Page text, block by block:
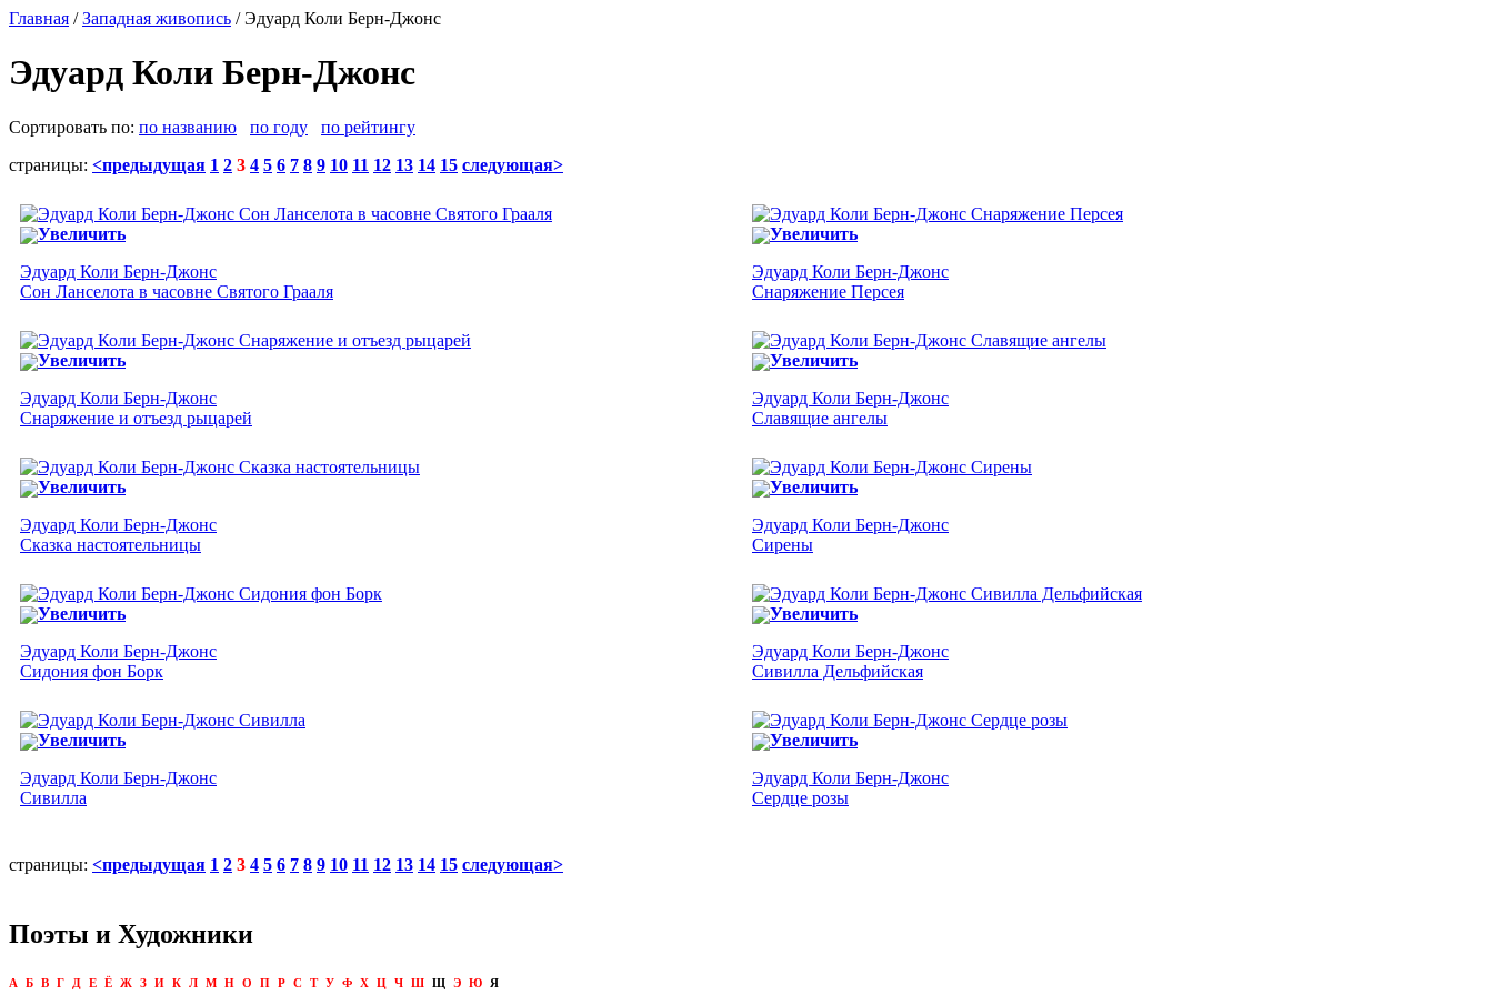
Главная /Западная живопись / Эдуард Коли Берн-Джонс
Эдуард Коли Берн-Джонс
Сортировать по: по названию по году
по рейтингу
страницы: <предыдущая 1 2 3 4 5 6 7 8 9 10 11 12 13 14 15 следующая>
Увеличить
Эдуард Коли Берн-Джонс
Сон Ланселота в часовне Святого Грааля
Увеличить
Эдуард Коли Берн-Джонс
Снаряжение Персея
Увеличить
Эдуард Коли Берн-Джонс
Снаряжение и отъезд рыцарей
Увеличить
Эдуард Коли Берн-Джонс
Славящие ангелы
Увеличить
Эдуард Коли Берн-Джонс
Сказка настоятельницы
Увеличить
Эдуард Коли Берн-Джонс
Сирены
Увеличить
Эдуард Коли Берн-Джонс
Сидония фон Борк
Увеличить
Эдуард Коли Берн-Джонс
Сивилла Дельфийская
Увеличить
Эдуард Коли Берн-Джонс
Сивилла
Увеличить
Эдуард Коли Берн-Джонс
Сердце розы
страницы: <предыдущая 1 2 3 4 5 6 7 8 9 10 11 12 13 14 15 следующая>
Поэты и Художники
А Б В Г Д Е Ё Ж З И К Л М Н О П Р С Т У Ф Х Ц Ч Ш Щ Э Ю Я